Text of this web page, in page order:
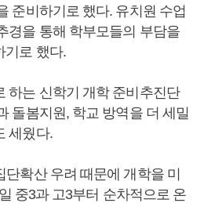
준비하기로 했다. 유치원 수업
경을 통해 학부모들의 부담을
기로 했다.
하는 신학기 개학 준비추진단
돌봄지원, 학교 방역을 더 세밀
세웠다.
단확산 우려 때문에 개학을 미
중3과 고3부터 순차적으로 온